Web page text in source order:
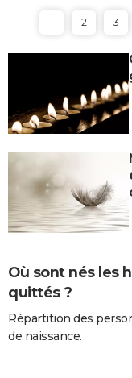
1 2 3
Où sont nés les
quittés ?
Répartition des
de naissance.